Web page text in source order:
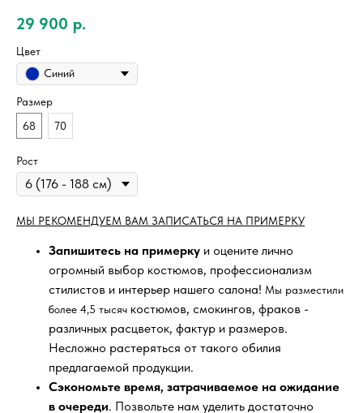
29 900 р.
Цвет
Синий
Размер
68
70
Рост
МЫ РЕКОМЕНДУЕМ ВАМ ЗАПИСАТЬСЯ НА ПРИМЕРКУ
Запишитесь на примерку и оцените лично
огромный выбор костюмов, профессионализм
стилистов и интерьер нашего салона! Мы разместили
более 4,5 тысяч костюмов, смокингов, фраков -
различных расцветок, фактур и размеров.
Несложно растеряться от такого обилия
предлагаемой продукции.
Сэкономьте время, затрачиваемое на ожидание
в очереди. Позвольте нам уделить достаточно